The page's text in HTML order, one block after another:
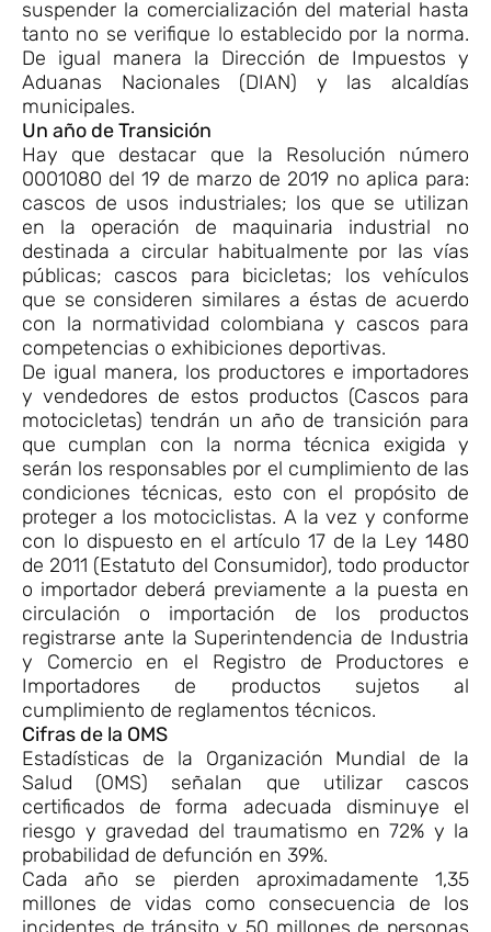
suspender la comercialización del material hasta
tanto no se verifique lo establecido por la norma.
De igual manera la Dirección de Impuestos y
Aduanas Nacionales (DIAN) y las alcaldías
municipales.
Un año de Transición
Hay que destacar que la Resolución número
0001080 del 19 de marzo de 2019 no aplica para:
cascos de usos industriales; los que se utilizan
en la operación de maquinaria industrial no
destinada a circular habitualmente por las vías
públicas; cascos para bicicletas; los vehículos
que se consideren similares a éstas de acuerdo
con la normatividad colombiana y cascos para
competencias o exhibiciones deportivas.
De igual manera, los productores e importadores
y vendedores de estos productos (Cascos para
motocicletas) tendrán un año de transición para
que cumplan con la norma técnica exigida y
serán los responsables por el cumplimiento de las
condiciones técnicas, esto con el propósito de
proteger a los motociclistas. A la vez y conforme
con lo dispuesto en el artículo 17 de la Ley 1480
de 2011 (Estatuto del Consumidor), todo productor
o importador deberá previamente a la puesta en
circulación o importación de los productos
registrarse ante la Superintendencia de Industria
y Comercio en el Registro de Productores e
Importadores de productos sujetos al
cumplimiento de reglamentos técnicos.
Cifras de la OMS
Estadísticas de la Organización Mundial de la
Salud (OMS) señalan que utilizar cascos
certificados de forma adecuada disminuye el
riesgo y gravedad del traumatismo en 72% y la
probabilidad de defunción en 39%.
Cada año se pierden aproximadamente 1,35
millones de vidas como consecuencia de los
incidentes de tránsito y 50 millones de personas